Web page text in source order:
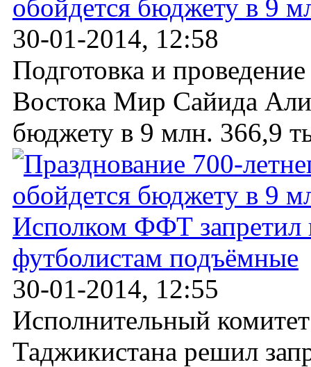
обойдется бюджету в 9
30-01-2014, 12:58
Подготовка и
Востока Мир Сайида
бюджету в 9 млн. 366,9
Исполком ФФТ запретил
футболистам подъёмные
30-01-2014, 12:55
Исполнительный
Таджикистана решил